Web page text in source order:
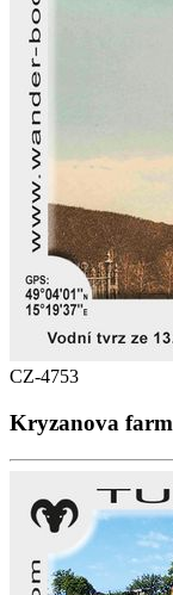
CZ-4753
Kryzanova